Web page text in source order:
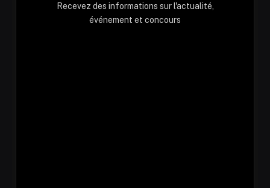
Recevez des informations sur l'actualité,
événement et concours